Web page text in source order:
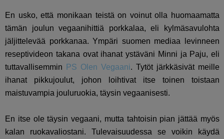
En usko, että monikaan teistä on voinut olla huomaamatta
tämän joulun vegaanihittiä porkkalaa, eli kylmäsavulohta
jäljittelevää porkkanaa. Ympäri suomen mediaa levinneen
reseptivideon takana ovat ihanat ystäväni Minni ja Paju, eli
tuttavallisemmin
PS Olen Vegaani. Tytöt järkkäsivät meille
ihanat pikkujoulut, johon loihtivat itse toinen toistaan
maistuvampia jouluruokia, täysin vegaanisesti.
En itse ole täysin vegaani, mutta tahtoisin pian jättää myös
kalan ruokavaliostani. Tulevaisuudessa se voikin käydä